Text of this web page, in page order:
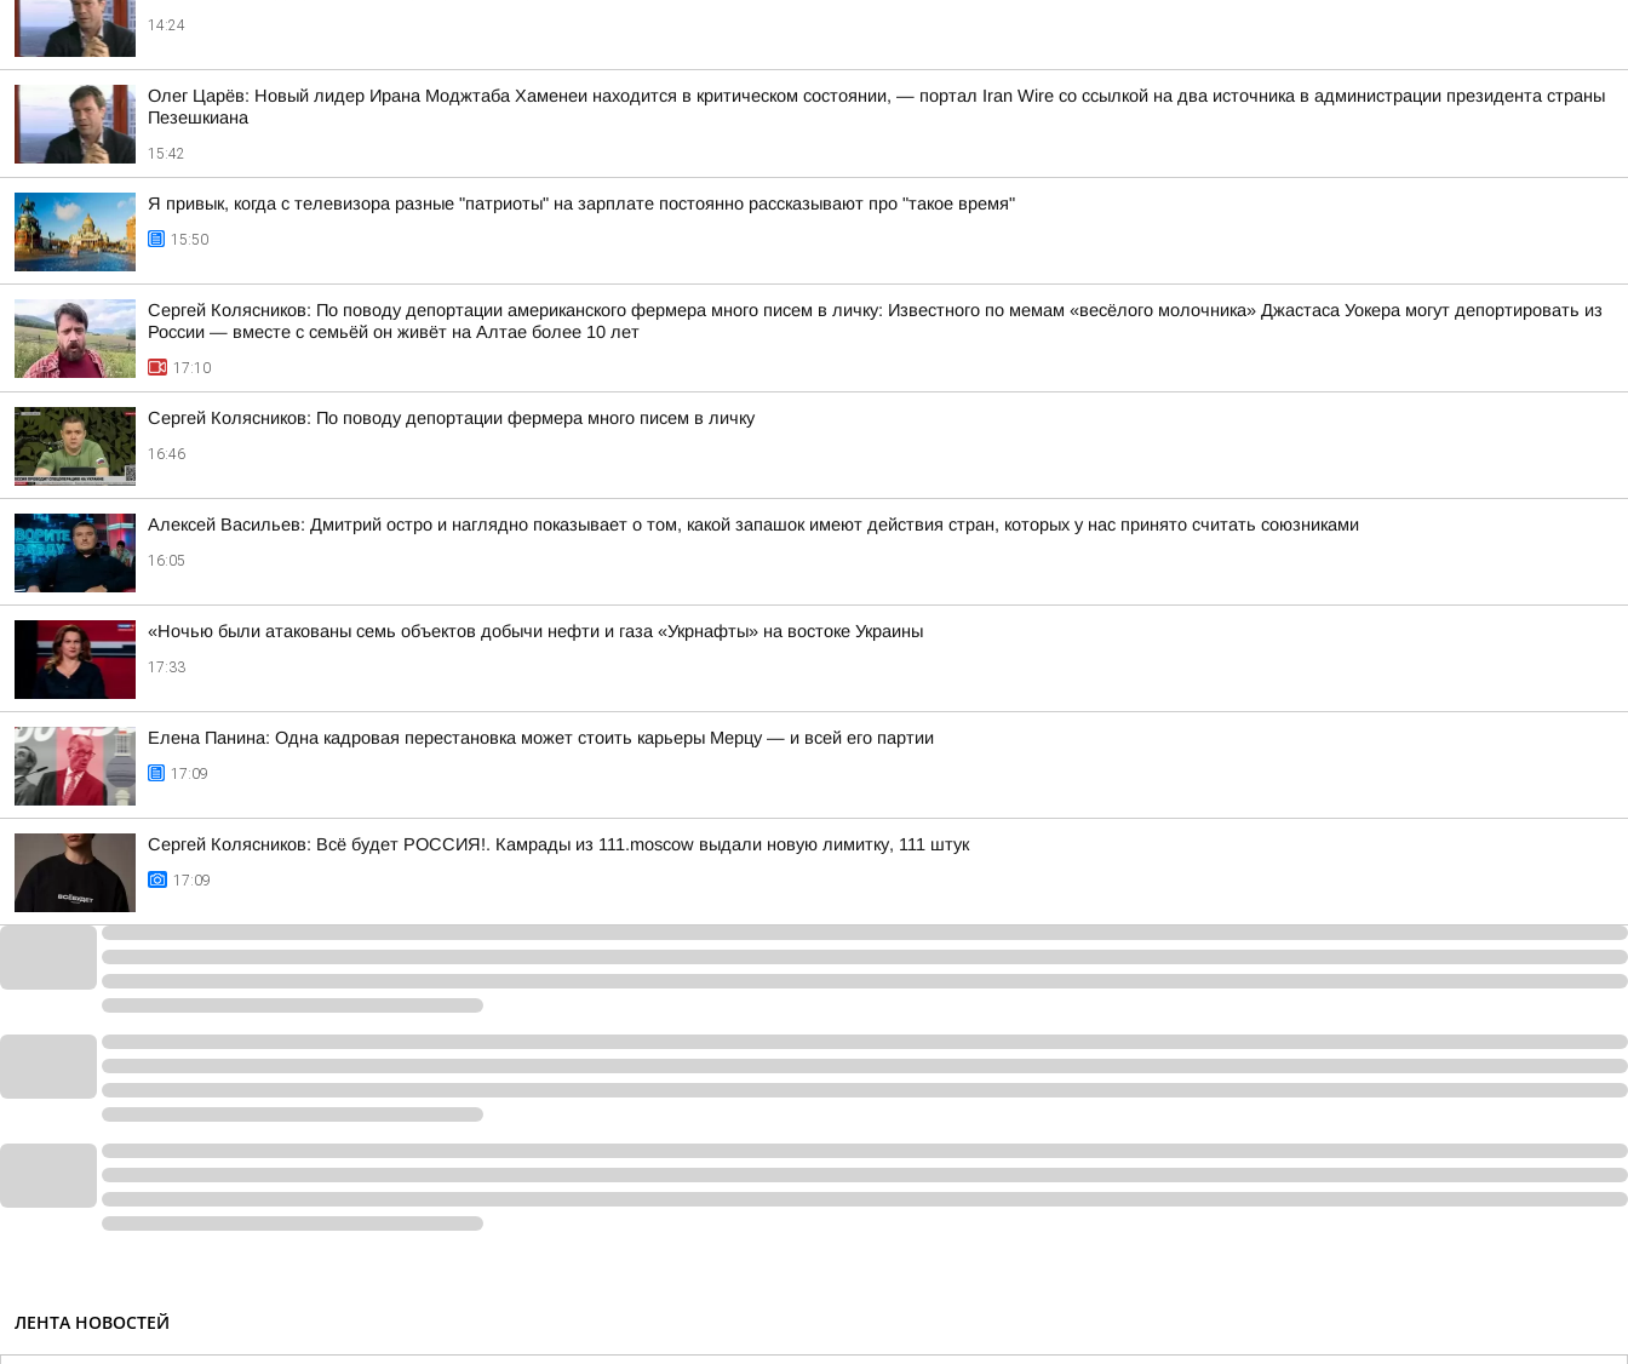
14:24
Олег Царёв: Новый лидер Ирана Моджтаба Хаменеи находится в критическом состоянии, — портал Iran Wire со ссылкой на два источника в администрации президента страны
Пезешкиана
15:42
Я привык, когда с телевизора разные "патриоты" на зарплате постоянно рассказывают про "такое время"
15:50
Сергей Колясников: По поводу депортации американского фермера много писем в личку: Известного по мемам «весёлого молочника» Джастаса Уокера могут депортировать из
России — вместе с семьёй он живёт на Алтае более 10 лет
17:10
Сергей Колясников: По поводу депортации фермера много писем в личку
16:46
Алексей Васильев: Дмитрий остро и наглядно показывает о том, какой запашок имеют действия стран, которых у нас принято считать союзниками
16:05
«Ночью были атакованы семь объектов добычи нефти и газа «Укрнафты» на востоке Украины
17:33
Елена Панина: Одна кадровая перестановка может стоить карьеры Мерцу — и всей его партии
17:09
Сергей Колясников: Всё будет РОССИЯ!. Камрады из 111.moscow выдали новую лимитку, 111 штук
17:09
ЛЕНТА НОВОСТЕЙ